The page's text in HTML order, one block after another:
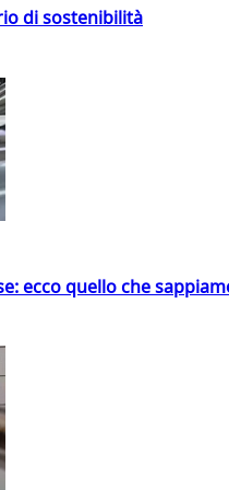
di sostenibilità
ecco quello che